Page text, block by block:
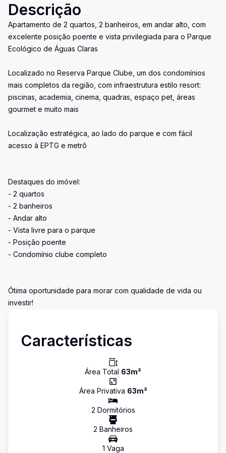
Descrição
Apartamento de 2 quartos, 2 banheiros, em andar alto, com
excelente posição poente e vista privilegiada para o Parque
Ecológico de Águas Claras
Localizado no Reserva Parque Clube, um dos condomínios
mais completos da região, com infraestrutura estilo resort:
piscinas, academia, cinema, quadras, espaço pet, áreas
gourmet e muito mais
Localização estratégica, ao lado do parque e com fácil
acesso à EPTG e metrô
Destaques do imóvel:
- 2 quartos
- 2 banheiros
- Andar alto
- Vista livre para o parque
- Posição poente
- Condomínio clube completo
Ótima oportunidade para morar com qualidade de vida ou
investir!
Características
Área Total 63m²
Área Privativa 63m²
2 Dormitórios
2 Banheiros
1 Vaga